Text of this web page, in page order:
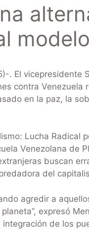
. El vicepresidente
contra Venezuela
en la paz, la
Lucha Radical
Venezolana de
buscan
del
agredir a
expresó
de los